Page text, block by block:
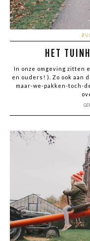
HET
In onze omgeving zitten
en ouders! ). Zo ook aan
maar-we-pakken-toch-